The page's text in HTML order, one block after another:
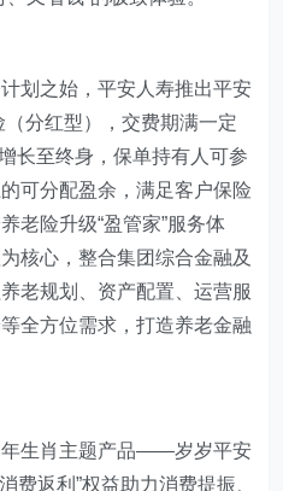
划之始，平安人寿推出平安
分红型），交费期满一定
长至终身，保单持有人可参
可分配盈余，满足客户保险
老险升级“盈管家”服务体
核心，整合集团综合金融及
老规划、资产配置、运营服
全方位需求，打造养老金融
年生肖主题产品——岁岁平安
费返利”权益助力消费提振、